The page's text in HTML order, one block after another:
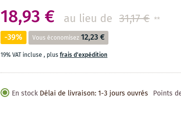
18,93 € au lieu de 31,17 € **
-39% Vous économisez 12,23 €
19% VAT incluse , plusfrais d'expédition
En stock Délai de livraison: 1-3 jours ouvrés Points